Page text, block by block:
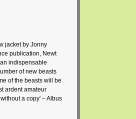
jacket by Jonny
publication, Newt
indispensable
of new beasts
of the beasts will be
ardent amateur
a copy' – Albus